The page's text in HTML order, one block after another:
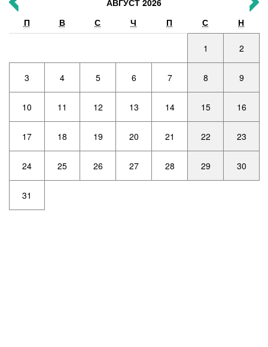
АВГУСТ 2026
П
В С Ч П С Н
1 2
3 4 5 6 7 8 9
10 11 12 13 14 15 16
17 18 19 20 21 22 23
24 25 26 27 28 29 30
31